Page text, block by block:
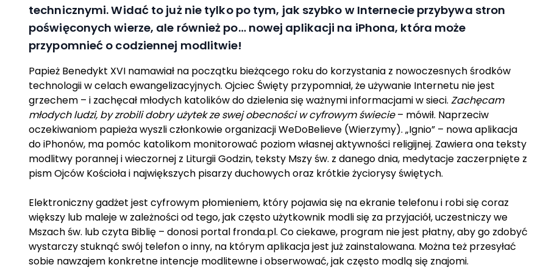
technicznymi. Widać to już nie tylko po tym, jak szybko w Internecie przybywa stron
poświęconych wierze, ale również po… nowej aplikacji na iPhona, która może
przypomnieć o codziennej modlitwie!
Papież Benedykt XVI namawiał na początku bieżącego roku do korzystania z nowoczesnych środków
technologii w celach ewangelizacyjnych. Ojciec Święty przypomniał, że używanie Internetu nie jest
grzechem – i zachęcał młodych katolików do dzielenia się ważnymi informacjami w sieci. Zachęcam
młodych ludzi, by zrobili dobry użytek ze swej obecności w cyfrowym świecie– mówił. Naprzeciw
oczekiwaniom papieża wyszli członkowie organizacji WeDoBelieve (Wierzymy). „Ignio” – nowa aplikacja
do iPhonów, ma pomóc katolikom monitorować poziom własnej aktywności religijnej. Zawiera ona teksty
modlitwy porannej i wieczornej z Liturgii Godzin, teksty Mszy św. z danego dnia, medytacje zaczerpnięte z
pism Ojców Kościoła i największych pisarzy duchowych oraz krótkie życiorysy świętych.
Elektroniczny gadżet jest cyfrowym płomieniem, który pojawia się na ekranie telefonu i robi się coraz
większy lub maleje w zależności od tego, jak często użytkownik modli się za przyjaciół, uczestniczy we
Mszach św. lub czyta Biblię – donosi portal fronda.pl. Co ciekawe, program nie jest płatny, aby go zdobyć
wystarczy stuknąć swój telefon o inny, na którym aplikacja jest już zainstalowana. Można też przesyłać
sobie nawzajem konkretne intencje modlitewne i obserwować, jak często modlą się znajomi.